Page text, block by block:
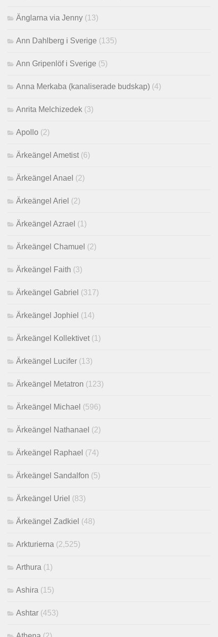
Änglarna via Jenny (13)
Ann Dahlberg i Sverige (135)
Ann Gripenlöf i Sverige (5)
Anna Merkaba (kanaliserade budskap) (4)
Anrita Melchizedek (3)
Apollo (2)
Ärkeängel Ametist (6)
Ärkeängel Anael (2)
Ärkeängel Ariel (2)
Ärkeängel Azrael (1)
Ärkeängel Chamuel (2)
Ärkeängel Faith (3)
Ärkeängel Gabriel (317)
Ärkeängel Jophiel (14)
Ärkeängel Kollektivet (1)
Ärkeängel Lucifer (13)
Ärkeängel Metatron (123)
Ärkeängel Michael (596)
Ärkeängel Nathanael (2)
Ärkeängel Raphael (74)
Ärkeängel Sandalfon (5)
Ärkeängel Uriel (83)
Ärkeängel Zadkiel (48)
Arkturierna (2,525)
Arthura (1)
Ashira (15)
Ashtar (453)